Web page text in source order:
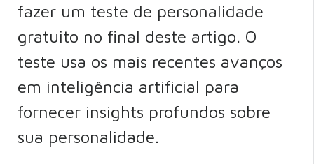
fazer um teste de personalidade
gratuito no final deste artigo. O
teste usa os mais recentes avanços
em inteligência artificial para
fornecer insights profundos sobre
sua personalidade.